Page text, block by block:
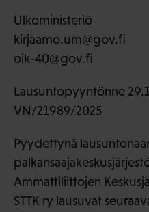
Ulkoministeriö
kirjaamo.um@gov.fi
oik-40@gov.fi
Lausuntopyyntönne
VN/21989/2025
Pyydettynä
Ammattiliittojen
STTK ry lausuvat